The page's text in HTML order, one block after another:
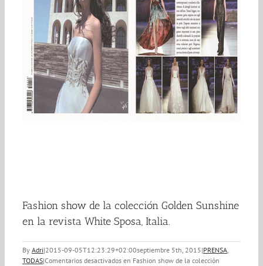
Fashion show de la colección Golden Sunshine
en la revista White Sposa, Italia.
By Adri|2015-09-05T12:23:29+02:00septiembre 5th, 2015|PRENSA,
TODAS|Comentarios desactivados en Fashion show de la colección